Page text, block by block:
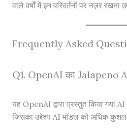
वाले वर्षों में इन परिवर्तनों पर नज़र रखना
Frequently Asked
Q1. OpenAI का Jalapeno
यह OpenAI द्वारा प्रस्तुत किया गया
जिसका उद्देश्य AI मॉडल को अधिक